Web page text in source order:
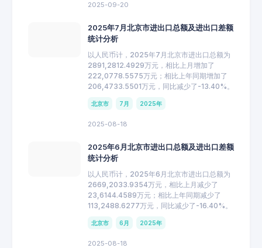
2025-09-20
2025年7月北京市进出口总额及进出口差额
统计分析
以人民币计，2025年7月北京市进出口总额为
2891,2812.4929万元，相比上月增加了
222,0778.5575万元；相比上年同期增加了
206,4733.5501万元，同比减少了-13.40%。
北京市 7月 2025年
2025-08-18
2025年6月北京市进出口总额及进出口差额
统计分析
以人民币计，2025年6月北京市进出口总额为
2669,2033.9354万元，相比上月减少了
23,6144.4589万元；相比上年同期减少了
113,2488.6277万元，同比减少了-16.40%。
北京市 6月 2025年
2025-08-18